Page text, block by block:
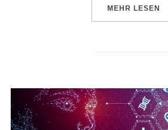
MEHR ÜBER
LESEN